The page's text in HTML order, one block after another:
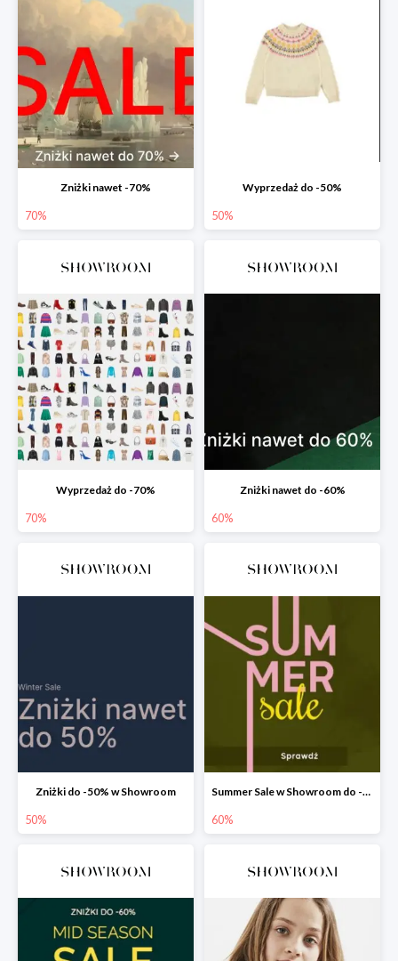
Zniżki nawet -70%
70%
Wyprzedaż do -50%
50%
Wyprzedaż do -70%
70%
Zniżki nawet do -60%
60%
Zniżki do -50% w Showroom
50%
Summer Sale w Showroom do -60%
60%